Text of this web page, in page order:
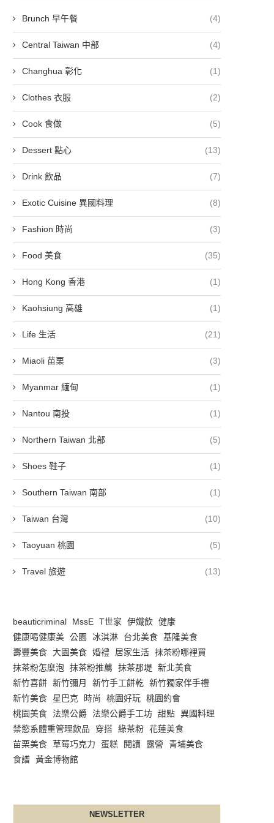
Brunch 早午餐 (4)
Central Taiwan 中部 (4)
Changhua 彰化 (1)
Clothes 衣服 (2)
Cook 食做 (5)
Dessert 點心 (13)
Drink 飲品 (7)
Exotic Cuisine 異國料理 (8)
Fashion 時尚 (3)
Food 美食 (35)
Hong Kong 香港 (1)
Kaohsiung 高雄 (1)
Life 生活 (21)
Miaoli 苗栗 (3)
Myanmar 緬甸 (1)
Nantou 南投 (1)
Northern Taiwan 北部 (5)
Shoes 鞋子 (1)
Southern Taiwan 南部 (1)
Taiwan 台灣 (10)
Taoyuan 桃園 (5)
Travel 旅遊 (13)
beauticriminal MssE T世家 伊孅飲 健康
健康喝健康美 公園 冰淇淋 台北美食 基隆美食
壽豐美食 大園美食 婚禮 居家生活 抹茶粉哪裡買
抹茶粉怎麼泡
抹茶粉推薦 抹茶那堤 新北美食
新竹喜餅 新竹彌月 新竹手工餅乾 新竹獨家伴手禮
新竹美食
星巴克 時尚 桃園好玩 桃園約會
桃園美食
法樂公爵 法樂公爵手工坊 甜點 異國料理
禁慾系體重管理飲品
穿搭 綠茶粉 花蓮美食
苗栗美食 草莓巧克力 蛋糕 閱讀 露營
青埔美食
食譜 黃金博物館
NEWSLETTER